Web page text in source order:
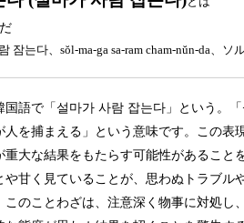
잠는다、sŏl-ma-ga sa-ram cham-nŭn-da、
国語で「설마가 사람 잡는다」という。
を捕まえる」という意味です。この表
大な結果をもたらす可能性があること
や甘く見ていることが、思わぬトラブル
このことわざは、注意深く物事に対処し